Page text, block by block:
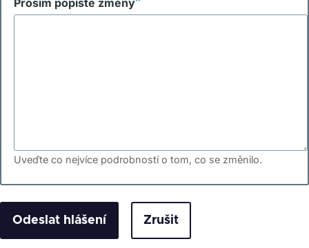
Prosím popište změny
Uveďte co nejvíce podrobností o tom, co se změnilo.
Zrušit